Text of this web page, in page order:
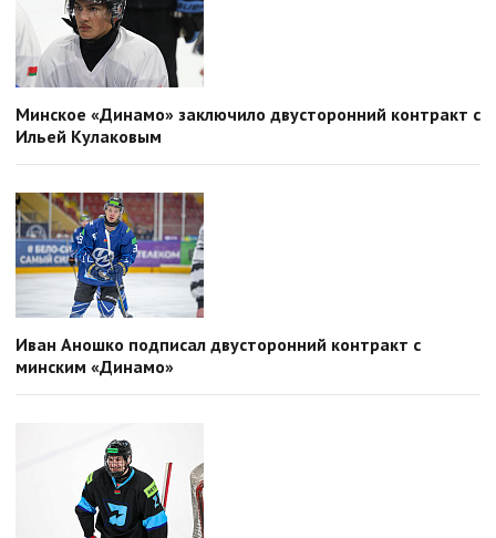
Минское «Динамо» заключило двусторонний контракт с
Ильей Кулаковым
Иван Аношко подписал двусторонний контракт с
минским «Динамо»